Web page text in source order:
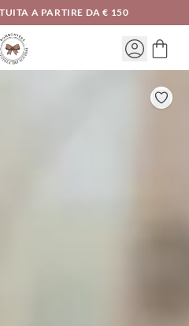
A PARTIRE DA € 150